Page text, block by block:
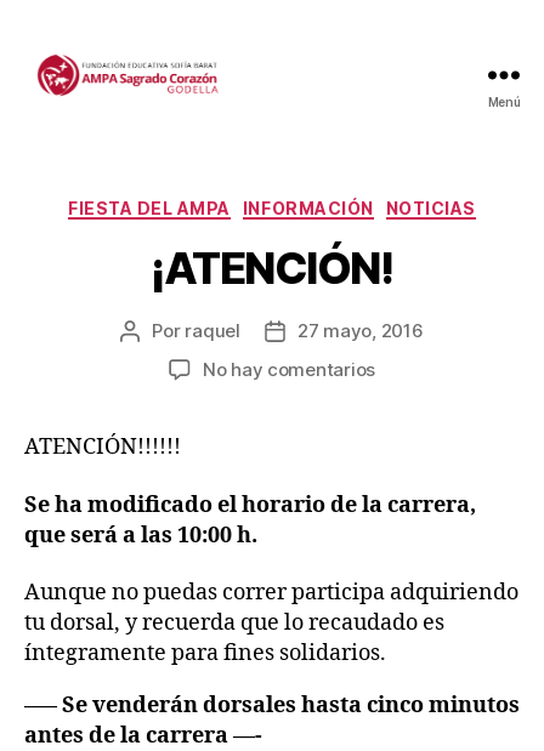
Menú
Categorías
FIESTA DEL AMPA INFORMACIÓN NOTICIAS
¡ATENCIÓN!
Autor
Por raquel
Fecha27 mayo, 2016
No hay comentariosen
ATENCIÓN!!!!!!
Se ha modificado el horario de la carrera,
que será a las 10:00 h.
Aunque no puedas correr participa adquiriendo
tu dorsal, y recuerda que lo recaudado es
íntegramente para fines solidarios.
—– Se venderán dorsales hasta cinco minutos
antes de la carrera —-